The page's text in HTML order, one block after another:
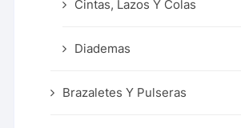
Cintas, Lazos Y Colas
Diademas
Brazaletes Y Pulseras